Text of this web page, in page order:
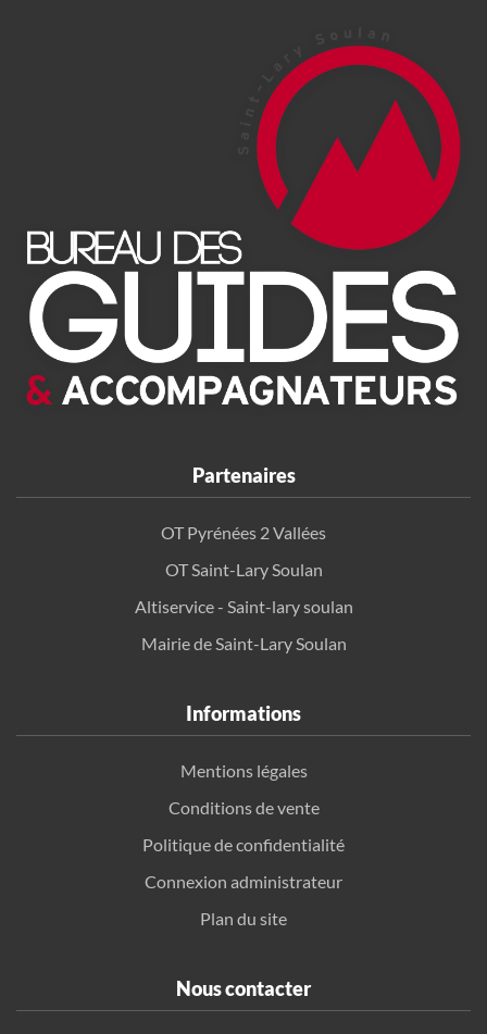
Partenaires
OT Pyrénées 2 Vallées
OT Saint-Lary Soulan
Altiservice - Saint-lary soulan
Mairie de Saint-Lary Soulan
Informations
Mentions légales
Conditions de vente
Politique de confidentialité
Connexion administrateur
Plan du site
Nous contacter